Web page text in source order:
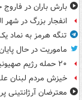
بارش باران در
انفجار بزرگ در شهر
تنگه هرمز به نماد
ماموریت در حال
۲۰ حمله رژیم صهیونیستی به درعا و قنیطره در یک هفته
خیزش مردم لبنان
معترضان آرژانتینی